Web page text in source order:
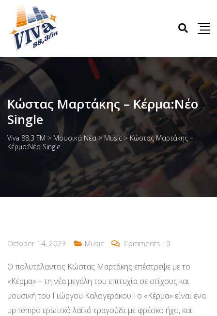
Κώστας Μαρτάκης – Κέρμα:Νέο
Single
Viva 88,3 FM > Μουσικά Νέα>Music > Κώστας Μαρτάκης –
Κέρμα:Νέο Single
October 14, 2023 Music Comments : 0
Ο πολυτάλαντος Κώστας Μαρτάκης επέστρεψε με το
«Κέρμα» – τη νέα μεγάλη του επιτυχία σε στίχους και
μουσική του Γιώργου Καλογεράκου.Το «Κέρμα» είναι ένα
up-tempo ερωτικό λαϊκό τραγούδι με φρέσκο ήχο, και